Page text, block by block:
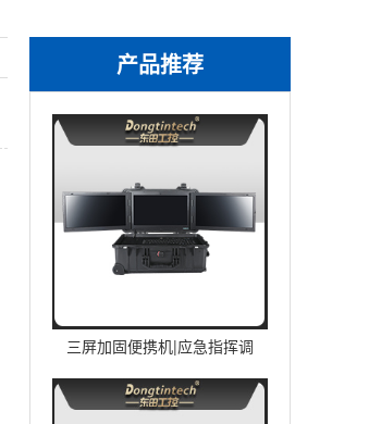
产品推荐
三屏加固便携机|应急指挥调
度台移动终端|DTG-U1713-